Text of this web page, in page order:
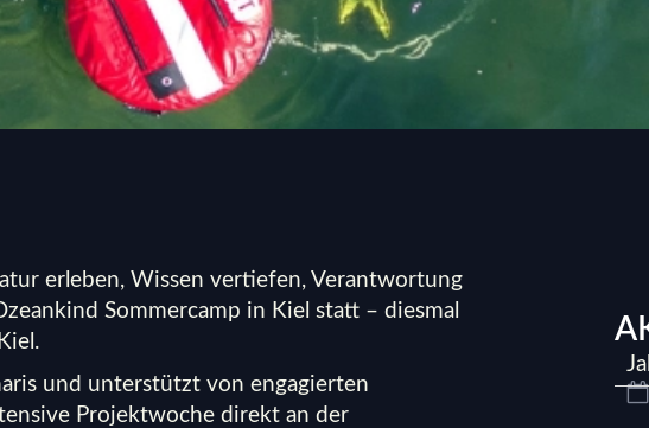
erleben, Wissen vertiefen, Verantwortung
Sommercamp in Kiel statt – diesmal
und unterstützt von engagierten
Projektwoche direkt an der